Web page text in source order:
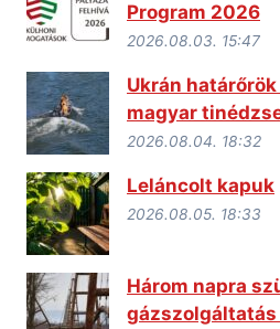
Program 2026
2026.08.03. 15:47
Ukrán
magyar
2026.08.04. 18:32
Leláncolt kapuk
2026.08.05. 18:33
Három napra
gázszolgáltatás